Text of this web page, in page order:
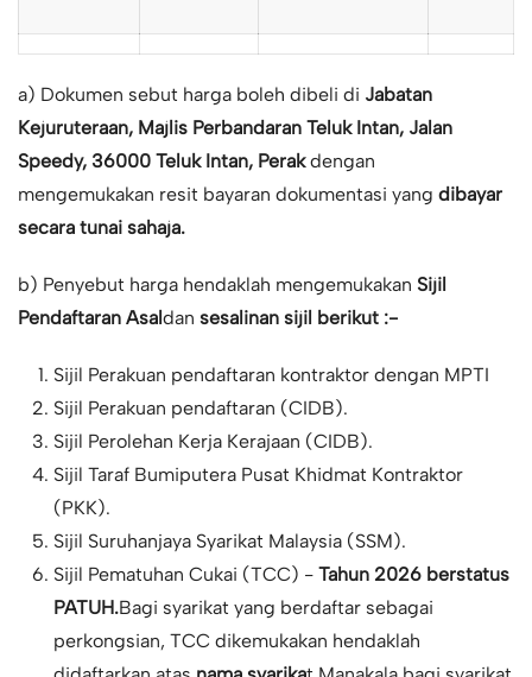
a) Dokumen sebut harga boleh dibeli di Jabatan
Kejuruteraan, Majlis Perbandaran Teluk Intan, Jalan
Speedy, 36000 Teluk Intan, Perakdengan
mengemukakan resit bayaran dokumentasi yang dibayar
secara tunai sahaja.
b) Penyebut harga hendaklah mengemukakan Sijil
Pendaftaran Asaldan sesalinan sijil berikut :-
Sijil Perakuan pendaftaran kontraktor dengan MPTI
Sijil Perakuan pendaftaran (CIDB).
Sijil Perolehan Kerja Kerajaan (CIDB).
Sijil Taraf Bumiputera Pusat Khidmat Kontraktor
(PKK).
Sijil Suruhanjaya Syarikat Malaysia (SSM).
Sijil Pematuhan Cukai (TCC) - Tahun 2026 berstatus
PATUH.Bagi syarikat yang berdaftar sebagai
perkongsian, TCC dikemukakan hendaklah